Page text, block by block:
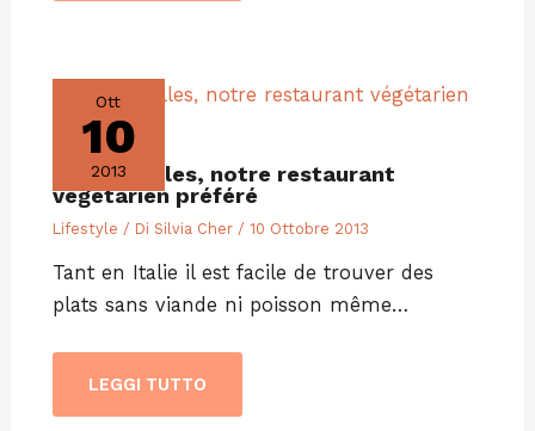
Ott
10
2013
Veget’ Halles, notre restaurant
végétarien préféré
Lifestyle / Di Silvia Cher / 10 Ottobre 2013
Tant en Italie il est facile de trouver des
plats sans viande ni poisson même…
LEGGI TUTTO